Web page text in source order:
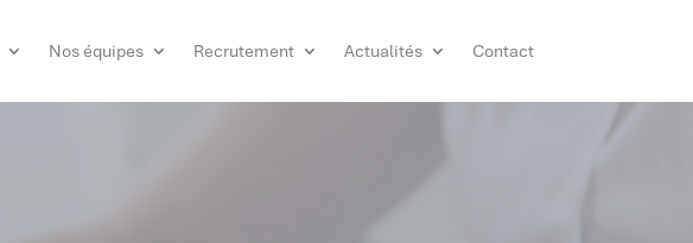
Nos équipes Recrutement Actualités Contact